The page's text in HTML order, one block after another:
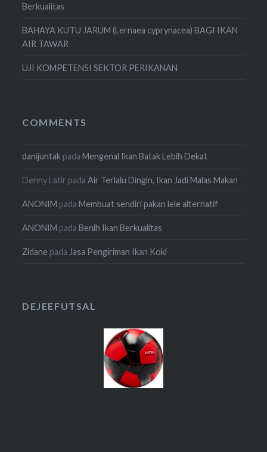
Berkualitas
BAHAYA KUTU JARUM (Lernaea cyprynacea) BAGI IKAN
AIR TAWAR
UJI KOMPETENSI SEKTOR PERIKANAN
COMMENTS
danijuntak padaMengenal Ikan Batak Lebih Dekat
Denny Latir padaAir Terlalu Dingin, Ikan Jadi Malas Makan
ANONIM padaMembuat sendiri pakan lele alternatif
ANONIM padaBenih Ikan Berkualitas
Zidane padaJasa Pengiriman Ikan Koki
DEJEEFUTSAL